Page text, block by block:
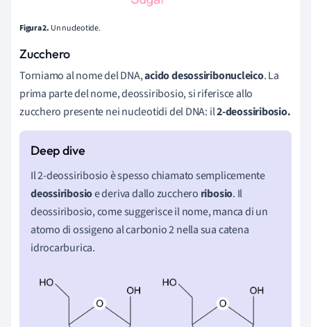
Figura 2. Un nucleotide.
Zucchero
Torniamo al nome del DNA,acido desossiribonucleico. La
prima parte del nome, deossiribosio, si riferisce allo
zucchero presente nei nucleotidi del DNA: il2-deossiribosio.
Il 2-deossiribosio è spesso chiamato semplicemente
deossiribosioe deriva dallo zucchero ribosio. Il
deossiribosio, come suggerisce il nome, manca di un
atomo di ossigeno al carbonio 2 nella sua catena
idrocarburica.